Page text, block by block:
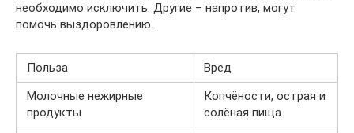
необходимо исключить. Другие – напротив, могут
помочь выздоровлению.
Польза
Вред
Молочные нежирные
продукты
Копчёности, острая и
солёная пища